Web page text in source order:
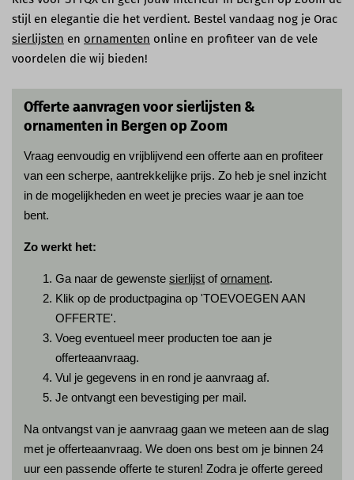
stijl en elegantie die het verdient. Bestel vandaag nog je Orac
sierlijsten en ornamenten online en profiteer van de vele
voordelen die wij bieden!
Offerte aanvragen voor sierlijsten &
ornamenten in Bergen op Zoom
Vraag eenvoudig en vrijblijvend een offerte aan en profiteer
van een scherpe, aantrekkelijke prijs. Zo heb je snel inzicht
in de mogelijkheden en weet je precies waar je aan toe
bent.
Zo werkt het:
Ga naar de gewenste sierlijst ofornament.
Klik op de productpagina op 'TOEVOEGEN AAN
OFFERTE'.
Voeg eventueel meer producten toe aan je
offerteaanvraag.
Vul je gegevens in en rond je aanvraag af.
Je ontvangt een bevestiging per mail.
Na ontvangst van je aanvraag gaan we meteen aan de slag
met je offerteaanvraag. We doen ons best om je binnen 24
uur een passende offerte te sturen! Zodra je offerte gereed